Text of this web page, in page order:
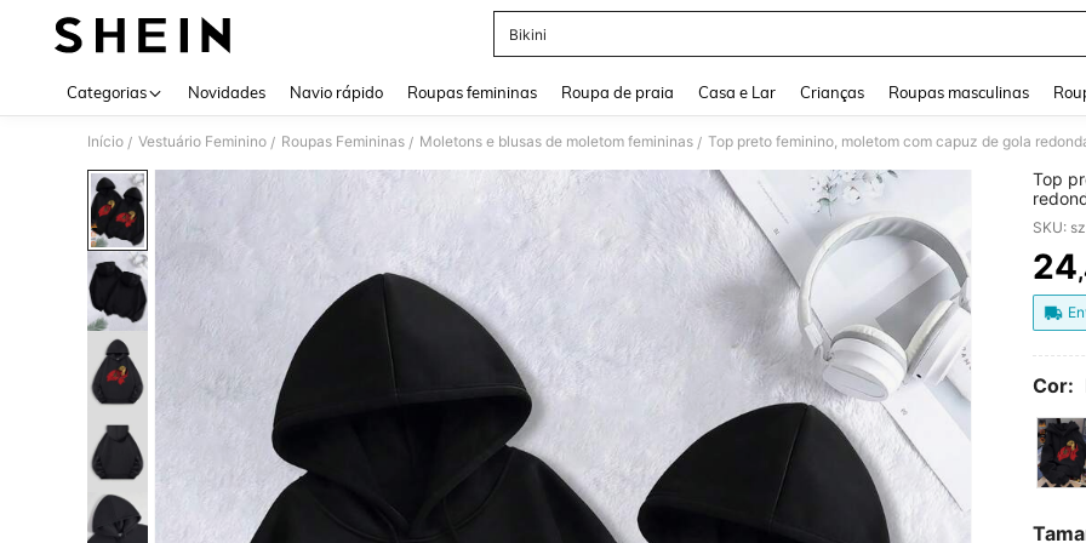
Bikini
Categorias Novidades Navio rápido Roupas femininas Roupa de praia Casa e Lar Crianças Roupas masculinas
Início / Vestuário Feminino / Roupas Femininas / Moletons e blusas de moletom femininas /
Top
preto
SKU:
24
Cor: